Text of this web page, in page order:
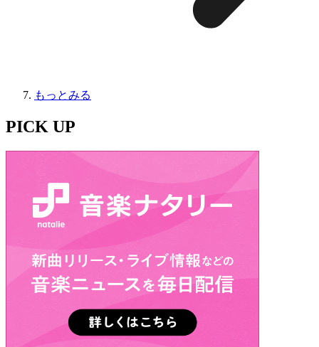
もっとみる
PICK UP